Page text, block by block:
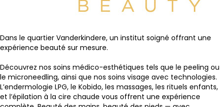
Dans le quartier Vanderkindere, un institut soigné offrant une
expérience beauté sur mesure.
Découvrez nos soins médico-esthétiques tels que le peeling ou
le microneedling, ainsi que nos soins visage avec technologies.
L’endermologie LPG, le Kobido, les massages, les rituels enfants,
et l’épilation à la cire chaude vous offrent une expérience